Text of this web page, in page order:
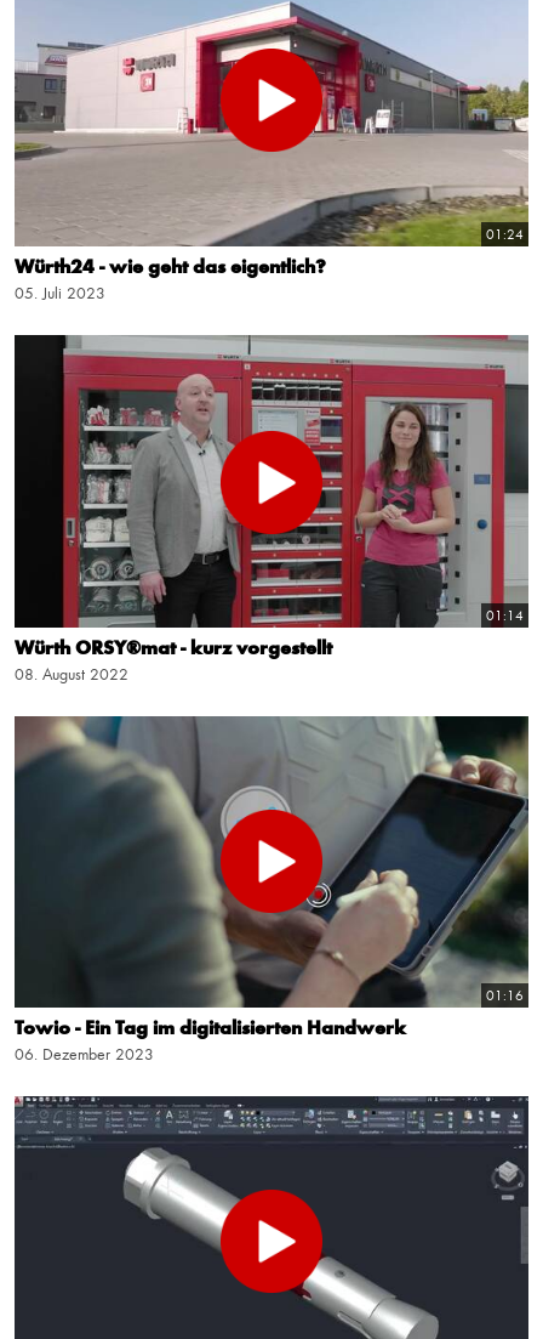
01:24
Würth24 - wie geht das eigentlich?
05. Juli 2023
01:14
Würth ORSY®mat - kurz vorgestellt
08. August 2022
01:16
Towio - Ein Tag im digitalisierten Handwerk
06. Dezember 2023